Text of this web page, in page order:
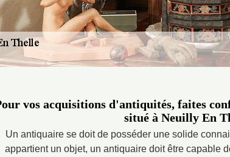
vos acquisitions d'antiquités, faites
situé à Neuilly En
Un antiquaire se doit de posséder une solide
appartient un objet, un antiquaire doit être capable